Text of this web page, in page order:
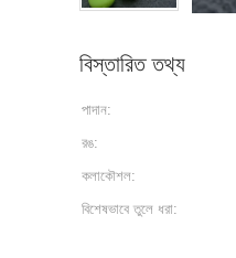
বিস্তারিত তথ্য
পাদান:
রঙ:
কলাকৌশল:
বিশেষভাবে তুলে ধরা: